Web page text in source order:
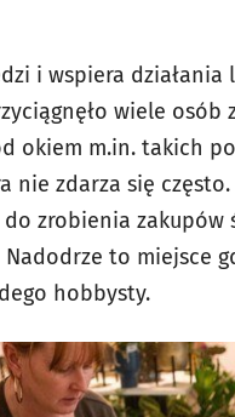
i wspiera działania
wiele
okiem m.in. takich
zdarza się często.
zrobienia
Nadodrze to
hobbysty.